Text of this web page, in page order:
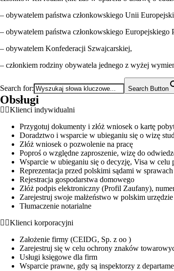
– obywatelem państwa członkowskiego Unii
– obywatelem państwa członkowskiego
– obywatelem Konfederacji Szwajcarskiej,
– członkiem rodziny obywatela jednego z wyżej
Search for: Search Button
Obsługi
Klienci indywidualni
Przygotuj dokumenty i złóż wniosek o kartę
Doradztwo i wsparcie w ubieganiu się o wizę
Złóż wniosek o pozwolenie na pracę
Poproś o względne zaproszenie, wizę do
Wsparcie w ubieganiu się o decyzję, Visa w celu
Reprezentacja przed polskimi sądami w
Rejestracja gospodarstwa domowego
Złóż podpis elektroniczny (Profil Zaufany),
Zarejestruj swoje małżeństwo w polskim
Tłumaczenie notarialne
Klienci korporacyjni
Założenie firmy (CEIDG, Sp. z oo )
Zarejestruj się w celu ochrony znaków
Usługi księgowe dla firm
Wsparcie prawne, gdy są inspektorzy z